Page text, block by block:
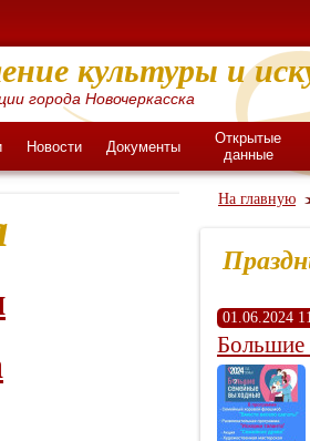
культуры и
города Новочеркасска
Новости Документы
Открытые
данные
На главную
01.06.2024
Большие